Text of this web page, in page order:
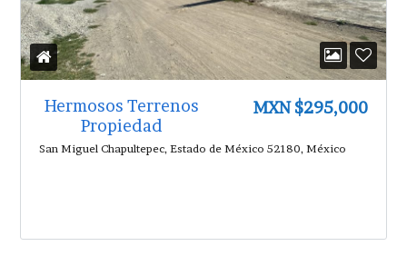
Hermosos Terrenos
Propiedad
San Miguel Chapultepec, Estado de México 52180, México
MXN $295,000